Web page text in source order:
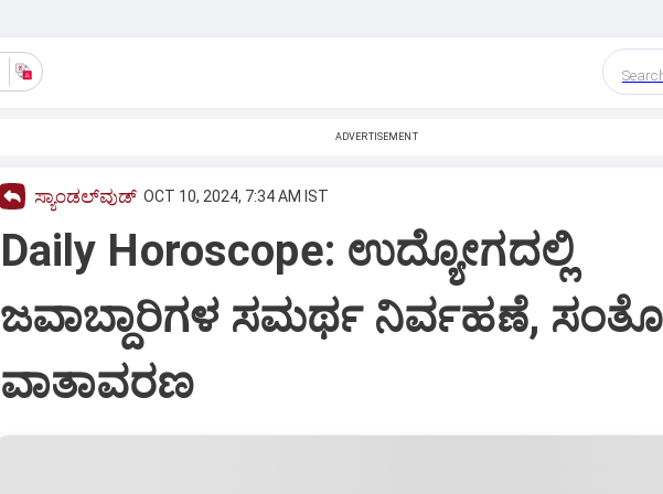
ADVERTISEMENT
ಸ್ಯಾಂಡಲ್‌ವುಡ್‌ OCT 10, 2024, 7:34 AM IST
Daily Horoscope: ಉದ್ಯೋಗದಲ್ಲಿ
ಜವಾಬ್ದಾರಿಗಳ ಸಮರ್ಥ ನಿರ್ವಹಣೆ,
ವಾತಾವರಣ